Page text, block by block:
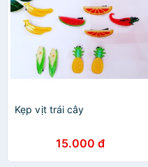
Kẹp vịt trái cây
15.000 đ